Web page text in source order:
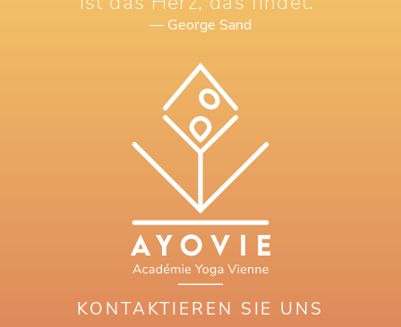
— George Sand
KONTAKTIEREN SIE UNS